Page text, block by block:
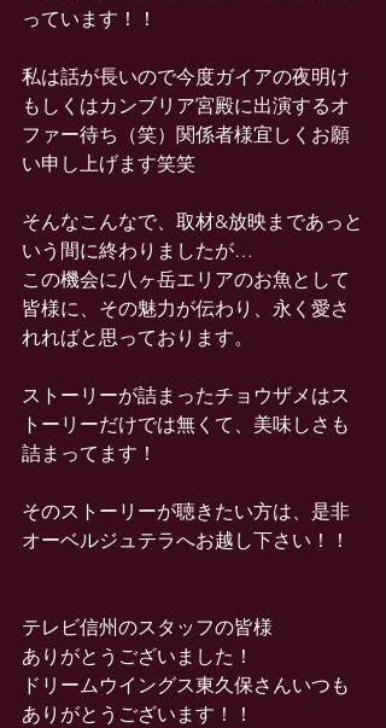
っています！！
私は話が長いので今度ガイアの夜明け
もしくはカンブリア宮殿に出演するオ
ファー待ち（笑）関係者様宜しくお願
い申し上げます笑笑
そんなこんなで、取材&放映まであっと
いう間に終わりましたが…
この機会に八ヶ岳エリアのお魚として
皆様に、その魅力が伝わり、永く愛さ
れればと思っております。
ストーリーが詰まったチョウザメはス
トーリーだけでは無くて、美味しさも
詰まってます！
そのストーリーが聴きたい方は、是非
オーベルジュテラへお越し下さい！！
テレビ信州のスタッフの皆様
ありがとうございました！
ドリームウイングス東久保さんいつも
ありがとうございます！！